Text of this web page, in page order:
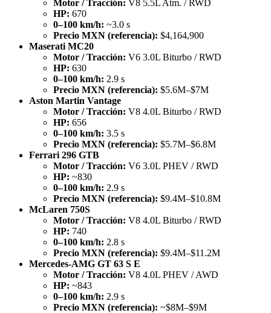
Motor / Tracción: V8 5.5L Atm. / RWD
HP: 670
0–100 km/h: ~3.0 s
Precio MXN (referencia): $4,164,900
Maserati MC20
Motor / Tracción: V6 3.0L Biturbo / RWD
HP: 630
0–100 km/h: 2.9 s
Precio MXN (referencia): $5.6M–$7M
Aston Martin Vantage
Motor / Tracción: V8 4.0L Biturbo / RWD
HP: 656
0–100 km/h: 3.5 s
Precio MXN (referencia): $5.7M–$6.8M
Ferrari 296 GTB
Motor / Tracción: V6 3.0L PHEV / RWD
HP: ~830
0–100 km/h: 2.9 s
Precio MXN (referencia): $9.4M–$10.8M
McLaren 750S
Motor / Tracción: V8 4.0L Biturbo / RWD
HP: 740
0–100 km/h: 2.8 s
Precio MXN (referencia): $9.4M–$11.2M
Mercedes-AMG GT 63 S E
Motor / Tracción: V8 4.0L PHEV / AWD
HP: ~843
0–100 km/h: 2.9 s
Precio MXN (referencia): ~$8M–$9M